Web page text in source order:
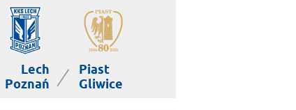
Lech
Poznań
|
Piast
Gliwice